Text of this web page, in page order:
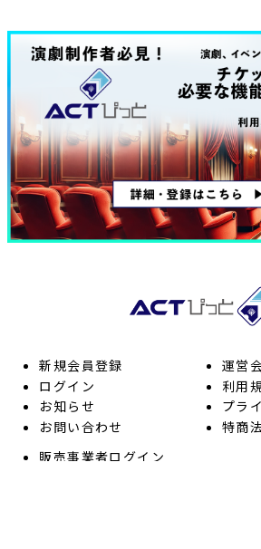
新規会員登録
ログイン
お知らせ
お問い合わせ
運営
利用
プラ
特商
販売事業者ログイン